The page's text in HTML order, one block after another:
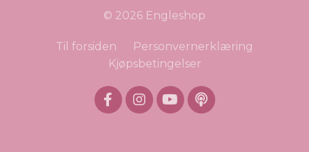
© 2026 Engleshop
Til forsiden
Personvernerklæring
Kjøpsbetingelser